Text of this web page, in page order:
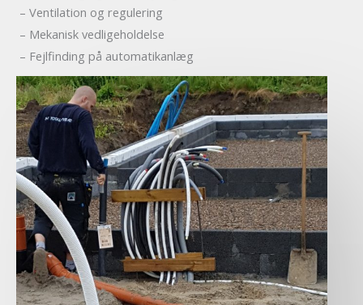
– Ventilation og regulering
– Mekanisk vedligeholdelse
– Fejlfinding på automatikanlæg